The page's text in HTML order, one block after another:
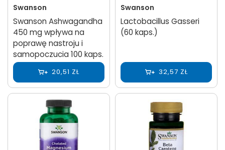
Swanson
Swanson Ashwagandha
450 mg wpływa na
poprawę nastroju i
samopoczucia 100 kaps.
20,51 ZŁ
Swanson
Lactobacillus Gasseri
(60 kaps.)
32,57 ZŁ